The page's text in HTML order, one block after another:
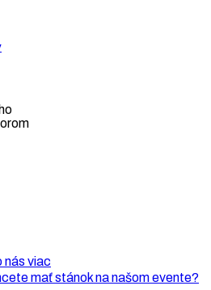
nás viac
mať stánok na našom evente?